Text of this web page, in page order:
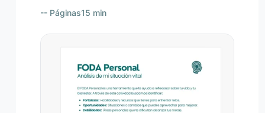
-- Páginas15 min